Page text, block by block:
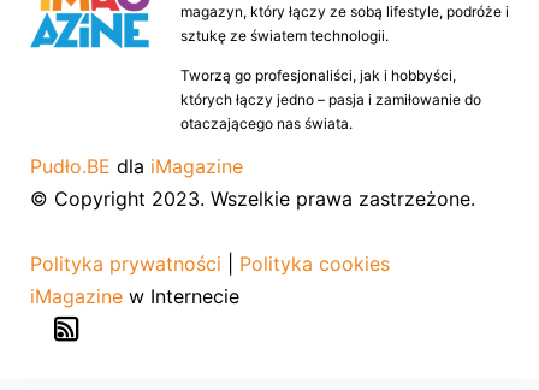
magazyn, który łączy ze sobą lifestyle, podróże i
sztukę ze światem technologii.
Tworzą go profesjonaliści, jak i hobbyści,
których łączy jedno – pasja i zamiłowanie do
otaczającego nas świata.
Pudło.BE dla iMagazine
© Copyright 2023. Wszelkie prawa zastrzeżone.
Polityka prywatności
Polityka cookies
iMagazine w Internecie